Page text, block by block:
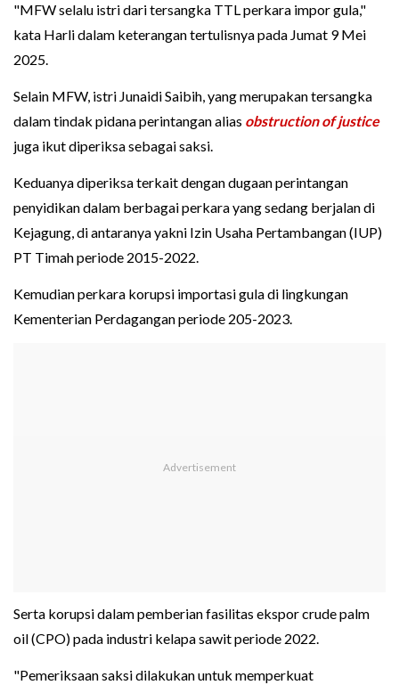
"MFW selalu istri dari tersangka TTL perkara impor gula,"
kata Harli dalam keterangan tertulisnya pada Jumat 9 Mei
2025.
Selain MFW, istri Junaidi Saibih, yang merupakan tersangka
dalam tindak pidana perintangan alias obstruction of justice
juga ikut diperiksa sebagai saksi.
Keduanya diperiksa terkait dengan dugaan perintangan
penyidikan dalam berbagai perkara yang sedang berjalan di
Kejagung, di antaranya yakni Izin Usaha Pertambangan (IUP)
PT Timah periode 2015-2022.
Kemudian perkara korupsi importasi gula di lingkungan
Kementerian Perdagangan periode 205-2023.
Serta korupsi dalam pemberian fasilitas ekspor crude palm
oil (CPO) pada industri kelapa sawit periode 2022.
"Pemeriksaan saksi dilakukan untuk memperkuat